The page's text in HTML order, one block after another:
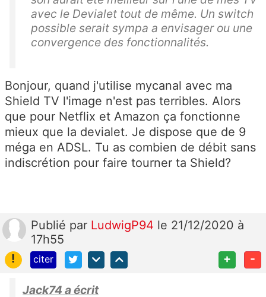
avec le Devialet tout de même. Un switch
possible serait sympa a envisager ou une
convergence des fonctionnalités.
Bonjour, quand j'utilise mycanal avec ma
Shield TV l'image n'est pas terribles. Alors
que pour Netflix et Amazon ça fonctionne
mieux que la devialet. Je dispose que de 9
méga en ADSL. Tu as combien de débit sans
indiscrétion pour faire tourner ta Shield?
Publié par LudwigP94 le 21/12/2020 à
17h55
!
citer + -
Jack74 a écrit